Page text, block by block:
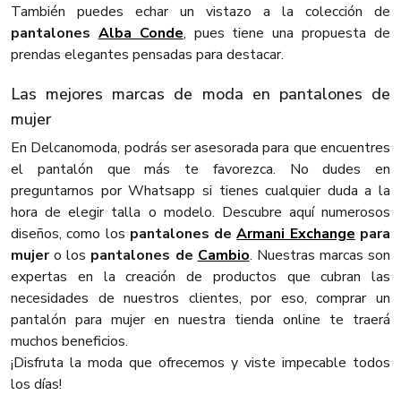
También puedes echar un vistazo a la colección de
pantalones Alba Conde, pues tiene una propuesta de
prendas elegantes pensadas para destacar.
Las mejores marcas de moda en pantalones de
mujer
En Delcanomoda, podrás ser asesorada para que encuentres
el pantalón que más te favorezca. No dudes en
preguntarnos por Whatsapp si tienes cualquier duda a la
hora de elegir talla o modelo. Descubre aquí numerosos
diseños, como los pantalones deArmani Exchange para
mujero los pantalones de Cambio. Nuestras marcas son
expertas en la creación de productos que cubran las
necesidades de nuestros clientes, por eso, comprar un
pantalón para mujer en nuestra tienda online te traerá
muchos beneficios.
¡Disfruta la moda que ofrecemos y viste impecable todos
los días!